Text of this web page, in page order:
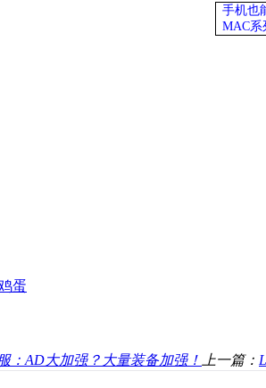
手机也
MAC系
鸡蛋
：AD大加强？大量装备加强！ 上一篇：